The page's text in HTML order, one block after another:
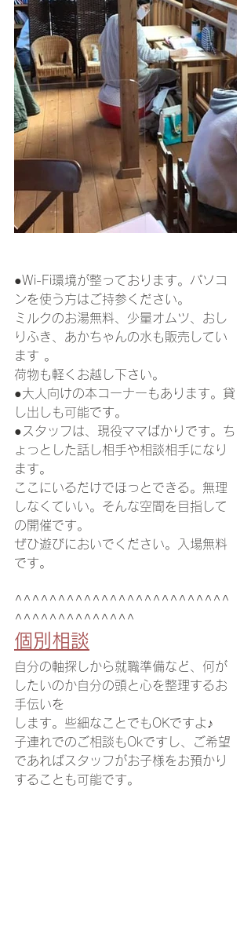
●Wi-Fi環境が整っております。パソコ
ンを使う方はご持参ください。
ミルクのお湯無料、少量オムツ、おし
りふき、あかちゃんの水も販売してい
ます 。
荷物も軽くお越し下さい。
●大人向けの本コーナーもあります。貸
し出しも可能です。
●スタッフは、現役ママばかりです。ち
ょっとした話し相手や相談相手になり
ます。
ここにいるだけでほっとできる。無理
しなくていい。そんな空間を目指して
の開催です。
ぜひ遊びにおいでください。入場無料
です。
^^^^^^^^^^^^^^^^^^^^^^^^^
^^^^^^^^^^^^^^
個別相談
自分の軸探しから就職準備など、何が
したいのか自分の頭と心を整理するお
手伝いを
します。些細なことでもOKですよ♪
子連れでのご相談もOkですし、ご希望
であればスタッフがお子様をお預かり
することも可能です。